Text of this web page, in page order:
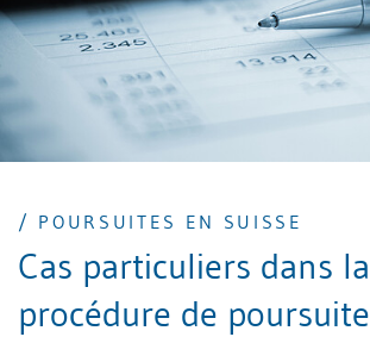
/ POURSUITES EN SUISSE
Cas particuliers dans la
procédure de poursuite